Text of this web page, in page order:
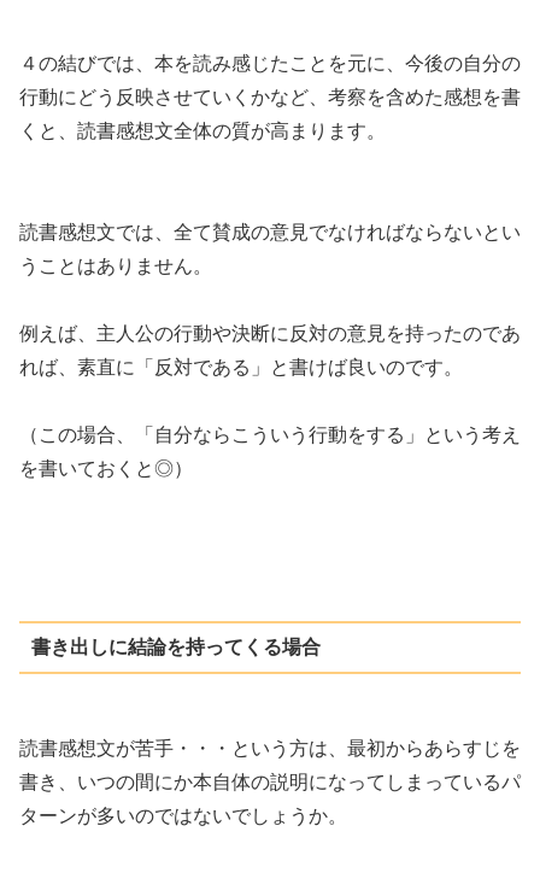
４の結びでは、本を読み感じたことを元に、今後の自分の
行動にどう反映させていくかなど、考察を含めた感想を書
くと、読書感想文全体の質が高まります。
読書感想文では、全て賛成の意見でなければならないとい
うことはありません。
例えば、主人公の行動や決断に反対の意見を持ったのであ
れば、素直に「反対である」と書けば良いのです。
（この場合、「自分ならこういう行動をする」という考え
を書いておくと◎）
書き出しに結論を持ってくる場合
読書感想文が苦手・・・という方は、最初からあらすじを
書き、いつの間にか本自体の説明になってしまっているパ
ターンが多いのではないでしょうか。